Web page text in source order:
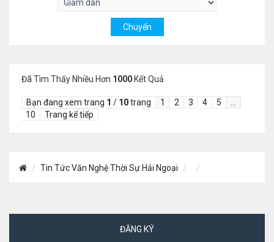
Đã Tìm Thấy Nhiều Hơn 1000 Kết Quả
Bạn đang xem trang 1 / 10trang 1 2 3 4 5
10
Trang kế tiếp
Tin Tức Văn Nghệ Thời Sự Hải Ngoại
ĐĂNG KÝ